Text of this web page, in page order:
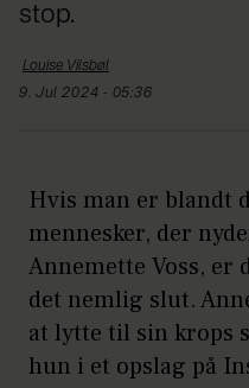
stop.
Louise Vilsbøl
9. Jul 2024 - 05:36
Hvis man er blandt
mennesker, der
Annemette Voss,
det nemlig slut.
at lytte til sin krops
hun i et opslag på